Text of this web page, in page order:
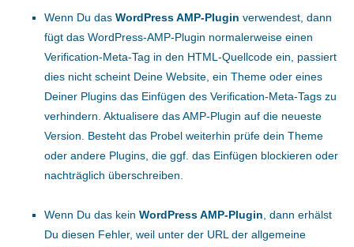
Wenn Du das WordPress AMP-Plugin verwendest, dann
fügt das WordPress-AMP-Plugin normalerweise einen
Verification-Meta-Tag in den HTML-Quellcode ein, passiert
dies nicht scheint Deine Website, ein Theme oder eines
Deiner Plugins das Einfügen des Verification-Meta-Tags zu
verhindern. Aktualisere das AMP-Plugin auf die neueste
Version. Besteht das Probel weiterhin prüfe dein Theme
oder andere Plugins, die ggf. das Einfügen blockieren oder
nachträglich überschreiben.
Wenn Du das kein WordPress AMP-Plugin , dann erhälst
Du diesen Fehler, weil unter der URL der allgemeine